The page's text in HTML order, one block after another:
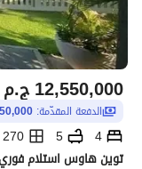
ج.م12,550,000
الدفعة المقدّمة:
4
5
270 متر مربع